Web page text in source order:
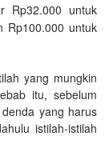
Rp32.000 untuk
Rp100.000 untuk
yang mungkin
itu, sebelum
yang harus
istilah-istilah